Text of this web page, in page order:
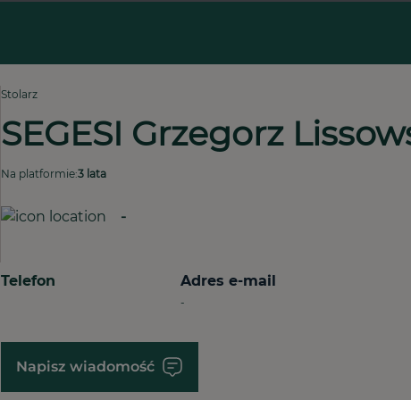
Stolarz
SEGESI Grzegorz
Na platformie:3 lata
-
Telefon Adres e-mail
-
Napisz wiadomość